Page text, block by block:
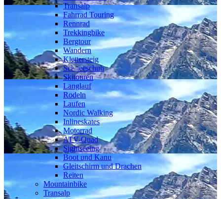
Transalp
Fahrrad Touring
Rennrad
Trekkingbike
Bergtour
Wandern
Klettersteig
Schneeschuh
Skitouren
Langlauf
Rodeln
Laufen
Nordic Walking
Inlineskates
Motorrad
ATV-Quad
Sightseeing
Boot und Kanu
Gleitschirm und Drachen
Reiten
Mountainbike
Transalp